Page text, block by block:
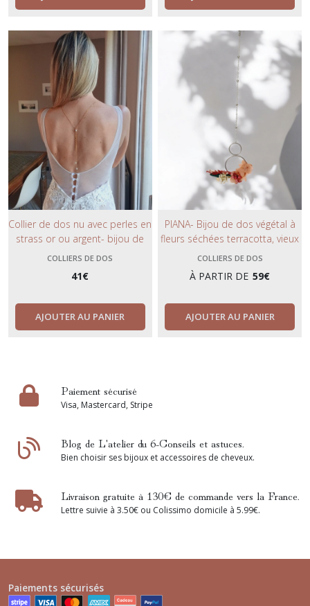
Collier de dos nu avec perles en
strass or ou argent- bijou de
corps pour la mariée- esprit
COLLIERS DE DOS
41€
AJOUTER AU PANIER
PIANA- Bijou de dos végétal à
fleurs séchées terracotta, vieux
rose- collier de dos nu argent
pour la mariée, bohème
tendance nature.
COLLIERS DE DOS
À PARTIR DE 59€
AJOUTER AU PANIER
Paiement sécurisé
Visa, Mastercard, Stripe
Blog de L'atelier du 6-Conseils et astuces.
Bien choisir ses bijoux et accessoires de cheveux.
Livraison gratuite à 130€ de commande vers la France.
Lettre suivie à 3.50€ ou Colissimo domicile à 5.99€.
Paiements sécurisés